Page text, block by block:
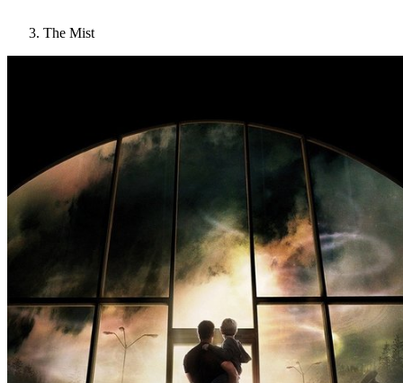
The Mist